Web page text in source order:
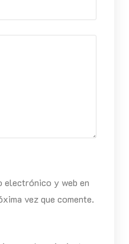
electrónico y web en
vez que comente.